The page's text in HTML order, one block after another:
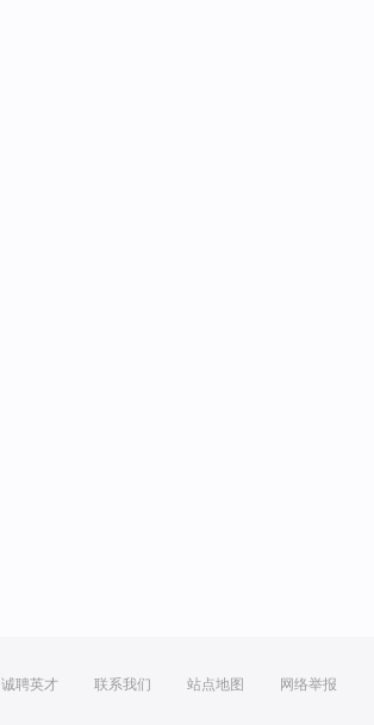
诚聘英才 联系我们 站点地图 网络举报